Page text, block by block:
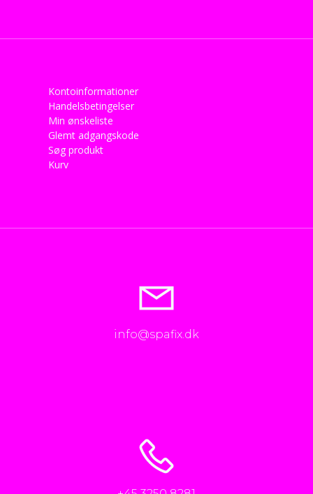
Kontoinformationer
Handelsbetingelser
Min ønskeliste
Glemt adgangskode
Søg produkt
Kurv
info@spafix.dk